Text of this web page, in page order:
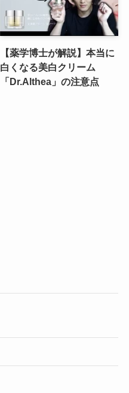
【薬学博士が解説】本当に
白くなる美白クリーム
「Dr.Althea」の注意点